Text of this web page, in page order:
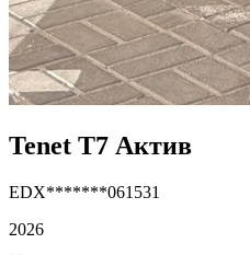
Tenet T7 Актив
EDX*******061531
2026